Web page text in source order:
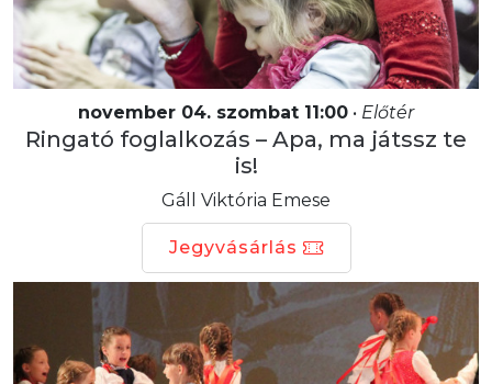
november 04. szombat 11:00 • Előtér
Ringató foglalkozás – Apa, ma játssz te
is!
Gáll Viktória Emese
Jegyvásárlás